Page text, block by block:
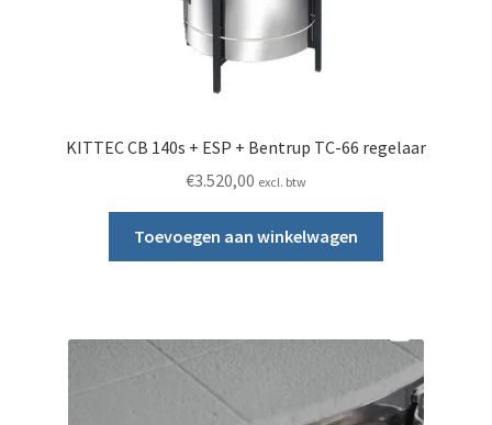
KITTEC CB 140s + ESP + Bentrup TC-66 regelaar
€3.520,00 excl. btw
Toevoegen aan winkelwagen